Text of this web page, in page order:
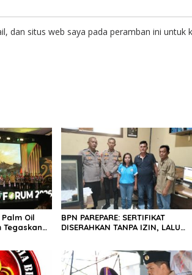
dan situs web saya pada peramban ini untuk
Oil
Tegaskan
BPN PAREPARE: SERTIFIKAT
DISERAHKAN TANPA IZIN, LALU
POLRES!